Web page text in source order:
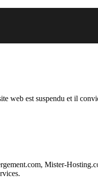
web est suspendu et il
Mister-